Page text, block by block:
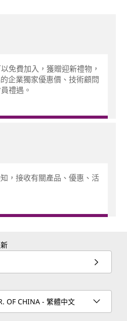
免費加入，獲贈迎新禮物，
企業獨家優惠價、技術顧問
禮遇。
，接收有關產品、優惠、活
OF CHINA - 繁體中文